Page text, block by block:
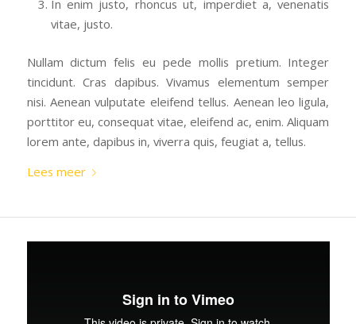
In enim justo, rhoncus ut, imperdiet a, venenatis
vitae, justo.
Nullam dictum felis eu pede mollis pretium. Integer
tincidunt. Cras dapibus. Vivamus elementum semper
nisi. Aenean vulputate eleifend tellus. Aenean leo ligula,
porttitor eu, consequat vitae, eleifend ac, enim. Aliquam
lorem ante, dapibus in, viverra quis, feugiat a, tellus.
Lees meer